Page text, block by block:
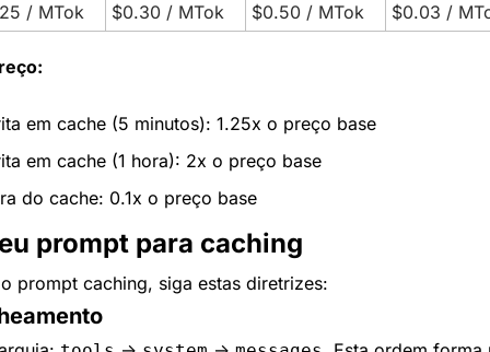
/ MTok $0.30 / MTok $0.50 / MTok $0.03 /
em cache (5 minutos): 1.25x o preço base
em cache (1 hora): 2x o preço base
do cache: 0.1x o preço base
prompt para caching
prompt caching, siga estas diretrizes: